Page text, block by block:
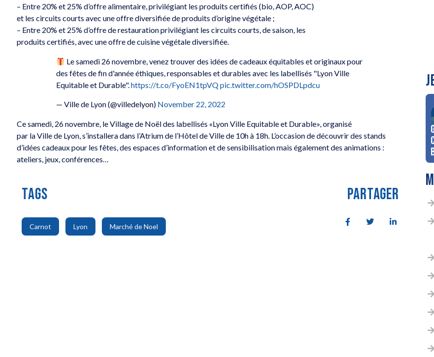
– Entre 20% et 25% d’offre alimentaire, privilégiant les produits certifiés (bio, AOP, AOC)
et les circuits courts avec une offre diversifiée de produits d’origine végétale ;
– Entre 20% et 25% d’offre de restauration privilégiant les circuits courts, de saison, les
produits certifiés, avec une offre de cuisine végétale diversifiée.
Le samedi 26 novembre, venez trouver des idées de cadeaux équitables et originaux pour
des fêtes de fin d'année éthiques, responsables et durables avec les labellisés "Lyon Ville
Equitable et Durable".https://t.co/FyoEN1tpVQpic.twitter.com/hOSPDLpdcu
— Ville de Lyon (@villedelyon) November 22, 2022
Ce samedi, 26 novembre, le Village de Noël des labellisés «Lyon Ville Equitable et Durable», organisé
par la Ville de Lyon, s’installera dans l’Atrium de l’Hôtel de Ville de 10h à 18h. L’occasion de découvrir des stands
d’idées cadeaux pour les fêtes, des espaces d’information et de sensibilisation mais également des animations :
ateliers, jeux, conférences…
TAGS
Carnot
,
Lyon
,
Marché de Noel
PARTAGER